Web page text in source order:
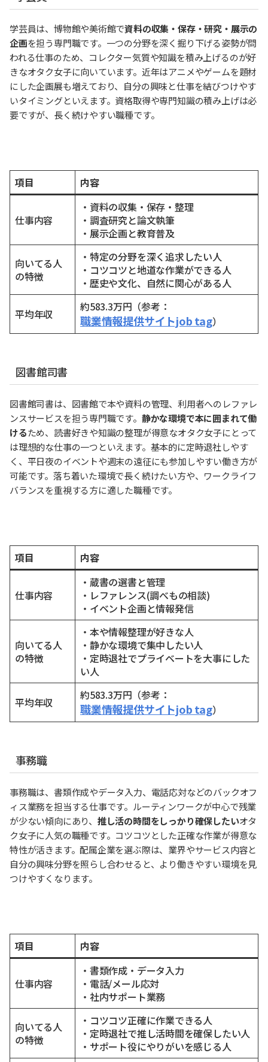
学芸員は、博物館や美術館で資料の収集・保存・研究・展示の
企画を担う専門職です。一つの分野を深く掘り下げる姿勢が問
われる仕事のため、コレクター気質や知識を積み上げるのが好
きなオタク女子に向いています。近年はアニメやゲームを題材
にした企画展も増えており、自分の興味と仕事を結びつけやす
いタイミングといえます。資格取得や専門知識の積み上げは必
要ですが、長く続けやすい職種です。
項目 内容
仕事内容
・資料の収集・保存・整理
・調査研究と論文執筆
・展示企画と教育普及
向いてる人
の特徴
・特定の分野を深く追求したい人
・コツコツと地道な作業ができる人
・歴史や文化、自然に関心がある人
平均年収
約583.3万円（参考：
職業情報提供サイトjob tag）
図書館司書
図書館司書は、図書館で本や資料の管理、利用者へのレファレ
ンスサービスを担う専門職です。 静かな環境で本に囲まれて働
けるため、読書好きや知識の整理が得意なオタク女子にとって
は理想的な仕事の一つといえます。基本的に定時退社しやす
く、平日夜のイベントや週末の遠征にも参加しやすい働き方が
可能です。落ち着いた環境で長く続けたい方や、ワークライフ
バランスを重視する方に適した職種です。
項目 内容
仕事内容
・蔵書の選書と管理
・レファレンス(調べもの相談)
・イベント企画と情報発信
向いてる人
の特徴
・本や情報整理が好きな人
・静かな環境で集中したい人
・定時退社でプライベートを大事にした
い人
平均年収
約583.3万円（参考：
職業情報提供サイトjob tag）
事務職
事務職は、書類作成やデータ入力、電話応対などのバックオフ
ィス業務を担当する仕事です。ルーティンワークが中心で残業
が少ない傾向にあり、 推し活の時間をしっかり確保したいオタ
ク女子に人気の職種です。コツコツとした正確な作業が得意な
特性が活きます。配属企業を選ぶ際は、業界やサービス内容と
自分の興味分野を照らし合わせると、より働きやすい環境を見
つけやすくなります。
項目 内容
仕事内容
・書類作成・データ入力
・電話/メール応対
・社内サポート業務
向いてる人
の特徴
・コツコツ正確に作業できる人
・定時退社で推し活時間を確保したい人
・サポート役にやりがいを感じる人